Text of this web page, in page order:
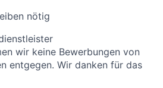
nötig
wir keine Bewerbungen von
entgegen. Wir danken für das